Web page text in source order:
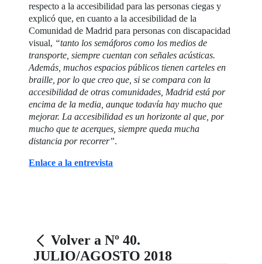
respecto a la accesibilidad para las personas ciegas y
explicó que, en cuanto a la accesibilidad de la
Comunidad de Madrid para personas con discapacidad
visual, “tanto los semáforos como los medios de
transporte, siempre cuentan con señales acústicas.
Además, muchos espacios públicos tienen carteles en
braille, por lo que creo que, si se compara con la
accesibilidad de otras comunidades, Madrid está por
encima de la media, aunque todavía hay mucho que
mejorar. La accesibilidad es un horizonte al que, por
mucho que te acerques, siempre queda mucha
distancia por recorrer”.
Enlace a la entrevista
Volver a Nº 40.
JULIO/AGOSTO 2018